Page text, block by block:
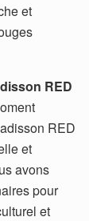
et
RED
RED
et
avons
pour
et